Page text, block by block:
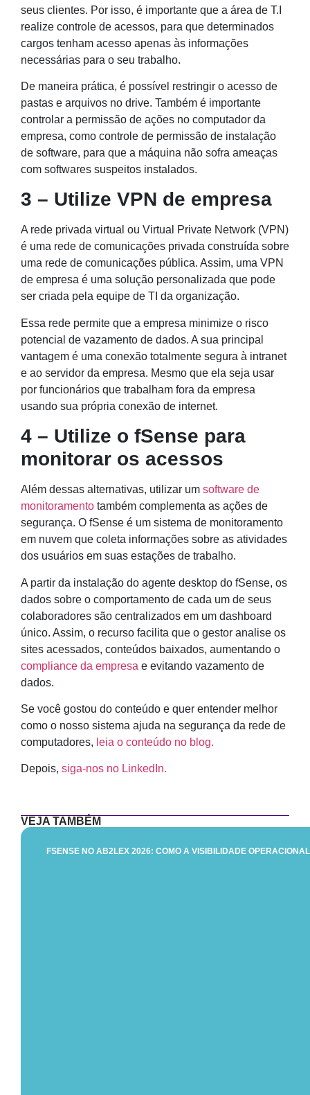
seus clientes. Por isso, é importante que a área de T.I
realize controle de acessos, para que determinados
cargos tenham acesso apenas às informações
necessárias para o seu trabalho.
De maneira prática, é possível restringir o acesso de
pastas e arquivos no drive. Também é importante
controlar a permissão de ações no computador da
empresa, como controle de permissão de instalação
de software, para que a máquina não sofra ameaças
com softwares suspeitos instalados.
3 – Utilize VPN de empresa
A rede privada virtual ou Virtual Private Network (VPN)
é uma rede de comunicações privada construída sobre
uma rede de comunicações pública. Assim, uma VPN
de empresa é uma solução personalizada que pode
ser criada pela equipe de TI da organização.
Essa rede permite que a empresa minimize o risco
potencial de vazamento de dados. A sua principal
vantagem é uma conexão totalmente segura à intranet
e ao servidor da empresa. Mesmo que ela seja usar
por funcionários que trabalham fora da empresa
usando sua própria conexão de internet.
4 – Utilize o fSense para
monitorar os acessos
Além dessas alternativas, utilizar um software de
monitoramento também complementa as ações de
segurança. O fSense é um sistema de monitoramento
em nuvem que coleta informações sobre as atividades
dos usuários em suas estações de trabalho.
A partir da instalação do agente desktop do fSense, os
dados sobre o comportamento de cada um de seus
colaboradores são centralizados em um dashboard
único. Assim, o recurso facilita que o gestor analise os
sites acessados, conteúdos baixados, aumentando o
compliance da empresa e evitando vazamento de
dados.
Se você gostou do conteúdo e quer entender melhor
como o nosso sistema ajuda na segurança da rede de
computadores, leia o conteúdo no blog.
Depois, siga-nos no LinkedIn.
VEJA TAMBÉM
FSENSE NO AB2LEX 2026: COMO A VISIBILIDADE